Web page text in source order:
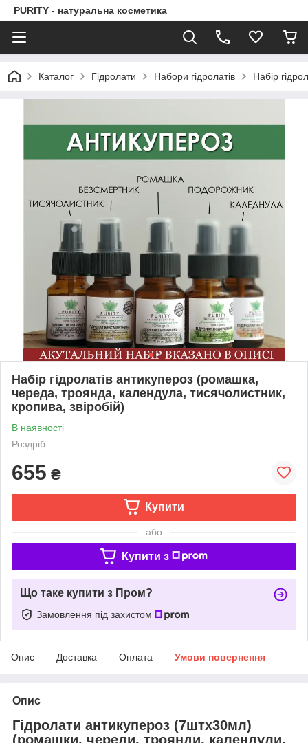
PURITY - натуральна косметика
Каталог Гідролати Набори гідролатів Набір
Набір гідролатів антикупероз (ромашка,
череда, троянда, календула, тисячолистник,
кропива, звіробій)
В наявності
Роздріб
655 ₴
Купити
або
Купити з
Що таке купити з Пром?
Замовлення під захистом
Опис Доставка Оплата Умови повернення
Опис
Гідролати антикупероз (7штх30мл)
(ромашки, череди, троянди, календули,